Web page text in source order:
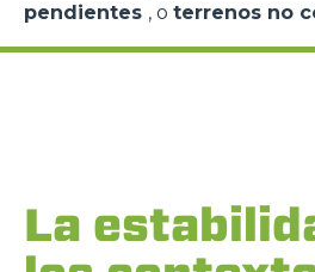
pendientes , o terrenos no
La